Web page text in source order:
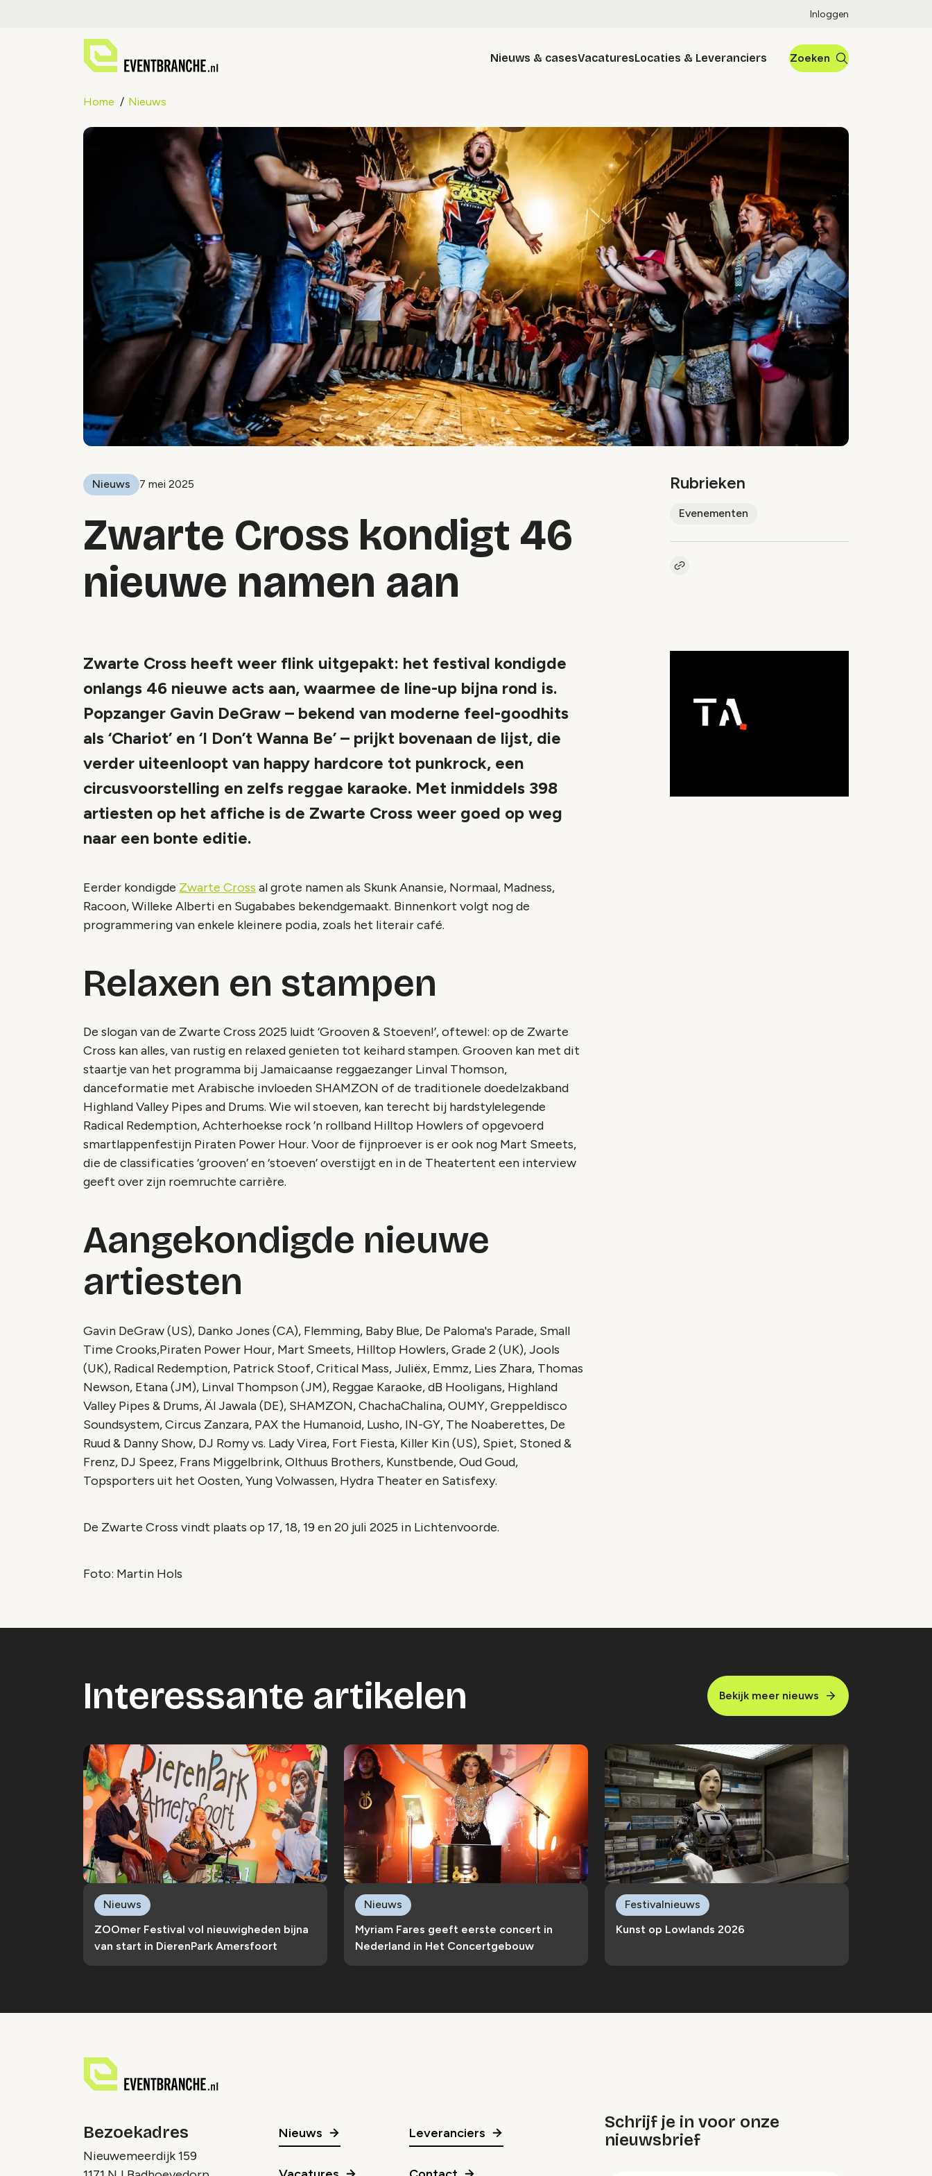
Inloggen
Nieuws & casesVacaturesLocaties & Leveranciers Zoeken
Home Nieuws
Nieuws 7 mei 2025
Zwarte Cross kondigt 46
nieuwe namen aan
Rubrieken
Evenementen
Kopieer link naar artikel
Zwarte Cross heeft weer flink uitgepakt: het festival kondigde
onlangs 46 nieuwe acts aan, waarmee de line-up bijna rond is.
Popzanger Gavin DeGraw – bekend van moderne feel-goodhits
als ‘Chariot’ en ‘I Don’t Wanna Be’ – prijkt bovenaan de lijst, die
verder uiteenloopt van happy hardcore tot punkrock, een
circusvoorstelling en zelfs reggae karaoke. Met inmiddels 398
artiesten op het affiche is de Zwarte Cross weer goed op weg
naar een bonte editie.
Eerder kondigde Zwarte Cross al grote namen als Skunk Anansie, Normaal, Madness,
Racoon, Willeke Alberti en Sugababes bekendgemaakt. Binnenkort volgt nog de
programmering van enkele kleinere podia, zoals het literair café.
Relaxen en stampen
De slogan van de Zwarte Cross 2025 luidt ‘Grooven & Stoeven!’, oftewel: op de Zwarte
Cross kan alles, van rustig en relaxed genieten tot keihard stampen. Grooven kan met dit
staartje van het programma bij Jamaicaanse reggaezanger Linval Thomson,
danceformatie met Arabische invloeden SHAMZON of de traditionele doedelzakband
Highland Valley Pipes and Drums. Wie wil stoeven, kan terecht bij hardstylelegende
Radical Redemption, Achterhoekse rock ’n rollband Hilltop Howlers of opgevoerd
smartlappenfestijn Piraten Power Hour. Voor de fijnproever is er ook nog Mart Smeets,
die de classificaties ‘grooven’ en ‘stoeven’ overstijgt en in de Theatertent een interview
geeft over zijn roemruchte carrière.
Aangekondigde nieuwe
artiesten
Gavin DeGraw (US), Danko Jones (CA), Flemming, Baby Blue, De Paloma's Parade, Small
Time Crooks,Piraten Power Hour, Mart Smeets, Hilltop Howlers, Grade 2 (UK), Jools
(UK), Radical Redemption, Patrick Stoof, Critical Mass, Juliëx, Emmz, Lies Zhara, Thomas
Newson, Etana (JM), Linval Thompson (JM), Reggae Karaoke, dB Hooligans, Highland
Valley Pipes & Drums, Äl Jawala (DE), SHAMZON, ChachaChalina, OUMY, Greppeldisco
Soundsystem, Circus Zanzara, PAX the Humanoid, Lusho, IN-GY, The Noaberettes, De
Ruud & Danny Show, DJ Romy vs. Lady Virea, Fort Fiesta, Killer Kin (US), Spiet, Stoned &
Frenz, DJ Speez, Frans Miggelbrink, Olthuus Brothers, Kunstbende, Oud Goud,
Topsporters uit het Oosten, Yung Volwassen, Hydra Theater en Satisfexy.
De Zwarte Cross vindt plaats op 17, 18, 19 en 20 juli 2025 in Lichtenvoorde.
Foto: Martin Hols
Interessante artikelen Bekijk meer nieuws
ZOOmer Festival vol nieuwigheden bijna
van start in DierenPark Amersfoort
Nieuws
Myriam Fares geeft eerste concert in
Nederland in Het Concertgebouw
Nieuws
Kunst op Lowlands 2026
Festivalnieuws
Bezoekadres
Nieuwemeerdijk 159
Nieuws Leveranciers
Schrijf je in voor onze
nieuwsbrief